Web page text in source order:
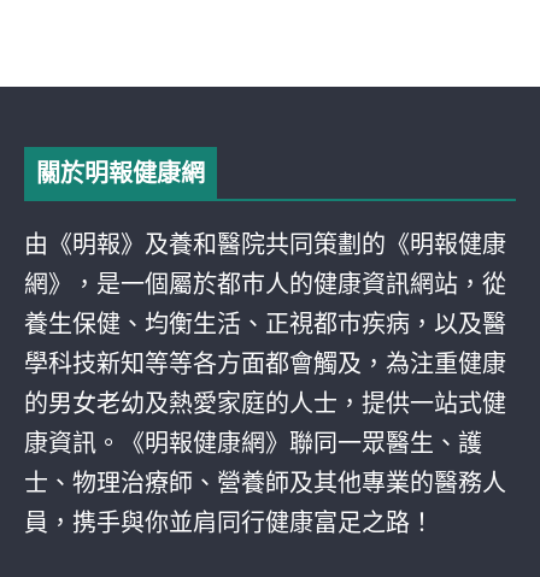
關於明報健康網
由《明報》及養和醫院共同策劃的《明報健康
網》，是一個屬於都巿人的健康資訊網站，從
養生保健、均衡生活、正視都巿疾病，以及醫
學科技新知等等各方面都會觸及，為注重健康
的男女老幼及熱愛家庭的人士，提供一站式健
康資訊。《明報健康網》聯同一眾醫生、護
士、物理治療師、營養師及其他專業的醫務人
員，携手與你並肩同行健康富足之路！